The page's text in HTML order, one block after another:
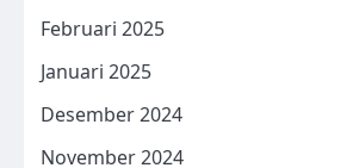
Februari 2025
Januari 2025
Desember 2024
November 2024